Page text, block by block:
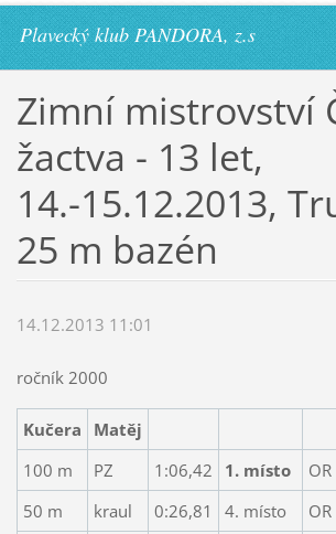
Plavecký klub PANDORA, z.s
Zimní mistrovství
žactva - 13 let,
14.-15.12.2013,
25 m bazén
14.12.2013 11:01
ročník 2000
Kučera
Matěj
100 m
PZ 1:06,42 1. místo
OR
50 m
kraul 0:26,81 4. místo
OR